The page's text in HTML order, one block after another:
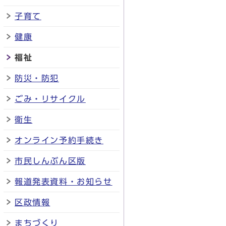
子育て
健康
福祉
防災・防犯
ごみ・リサイクル
衛生
オンライン予約手続き
市民しんぶん区版
報道発表資料・お知らせ
区政情報
まちづくり